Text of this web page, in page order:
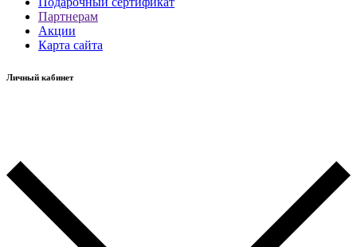
Партнерам
Акции
Карта сайта
Личный кабинет